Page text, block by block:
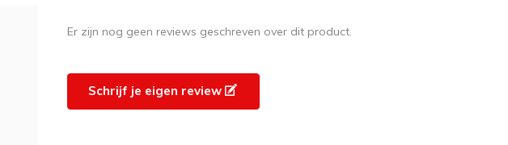
Er zijn nog geen reviews geschreven over dit product.
Schrijf je eigen review